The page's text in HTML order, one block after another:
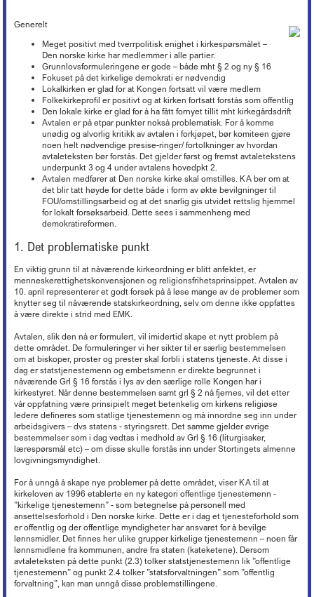
Rett til redusert arbeidstid
Avvikling av arbeidsforhold
Advarsel
Nedbemanning og omorganisering
Vurdering ved ledig stilling
Arbeidstaker eller oppdragstaker?
Seksuell trakassering og overgrep
Varsling
Reglementer
Pensjonsordninger
Samarbeid og medbestemmelse
Tillitsvalgtordninger på KA-sektoren
Opplæring og utvikling (OU)
Lokale forhandlinger
Tariffordliste
Tariff 2019
Tariff 2018
Tariff 2017
Tariff 2016
Tariff 2015
Gamle tariffavtaler
Endringer på kirkebygg
Istandsetting av middelalderkirker i stein
Kirkeinventar
Energi og Enøk
Eiendomsforhold
Offentlige anskaffelser
Verktøy for tilstandsanalyse
Orgel
Kirkebygg og identitet
Karttjenester
Nettverk for kirkebyggforvaltere
Riksantikvarens tilskudd til konservering av kirkekunst
Brannsikring av kirker
Innbrudds- og tyverisikring
Verdibergingsplan (restverdiredning)
Håndtering av naturfare
Økonomiforskriften
God kommunal regnskapsskikk
Årsoppgjør, årsregnskap, årsberetning
Intro til merverdiavgift
Merverdiavgift i gravplassforvaltningen
Momskompensasjon
Ti tips - økonomi i kirkelig fellesråd
Avtaler mellom kommunen og kirkelig fellesråd om tjenesteyting
Offentlige anskaffelser
Planarbeid
Svindelforsøk
Lokal organisasjonsutvikling
Personvern
Forsikringsordninger for arbeidsgivere
Ansvarsforsikring og ulykkesforsikring
Støtte til deltakelse på yrkesmesse
Støtteordninger for undervisningsansatte
«Stadig bedre»
Arkiv
Mediehåndtering ved begravelser
Digitalisering +
KAs digitaliseringsarbeid
Frivillig digitaliseringsavgift
Gravplass
Kirkebygg
Lønn, personal og regnskap
Brukerforum og brukergrupper
Strømming og kopiering +
Kopiering (Kopinor)
Musikkfremføring (Tono)
Overføring av gudstjenester (strømming)
Digitale musikkrettigheter
Filmvisning i Den norske kirke
Bruk av bilder
Barnehage +
Barnehage i KA
PBL-medlemskap gjennom KA
Krav om eget rettssubjekt
Barnehager og pensjon
Inkluderende arbeidsliv i barnehager
Høringsuttalelser +
Høringsuttalelser f.o.m. 2017
Høringsuttalelser t.o.m. 2016
Kurs og konferanser
Nettbutikk
Generelt
Meget positivt med tverrpolitisk enighet i kirkespørsmålet –
Den norske kirke har medlemmer i alle partier.
Grunnlovsformuleringene er gode – både mht § 2 og ny § 16
Fokuset på det kirkelige demokrati er nødvendig
Lokalkirken er glad for at Kongen fortsatt vil være medlem
Folkekirkeprofil er positivt og at kirken fortsatt forstås som offentlig
Den lokale kirke er glad for å ha fått fornyet tillit mht kirkegårdsdrift
Avtalen er på etpar punkter nokså problematisk. For å komme
unødig og alvorlig kritikk av avtalen i forkjøpet, bør komiteen gjøre
noen helt nødvendige presise-ringer/ fortolkninger av hvordan
avtaleteksten bør forstås. Det gjelder først og fremst avtaletekstens
underpunkt 3 og 4 under avtalens hovedpkt 2.
Avtalen medfører at Den norske kirke skal omstilles. KA ber om at
det blir tatt høyde for dette både i form av økte bevilgninger til
FOU/omstillingsarbeid og at det snarlig gis utvidet rettslig hjemmel
for lokalt forsøksarbeid. Dette sees i sammenheng med
demokratireformen.
1. Det problematiske punkt
En viktig grunn til at nåværende kirkeordning er blitt anfektet, er
menneskerettighetskonvensjonen og religionsfrihetsprinsippet. Avtalen av
10. april representerer et godt forsøk på å løse mange av de problemer som
knytter seg til nåværende statskirkeordning, selv om denne ikke oppfattes
å være direkte i strid med EMK.
Avtalen, slik den nå er formulert, vil imidertid skape et nytt problem på
dette området. De formuleringer vi her sikter til er særlig bestemmelsen
om at biskoper, proster og prester skal forbli i statens tjeneste. At disse i
dag er statstjenestemenn og embetsmenn er direkte begrunnet i
nåværende Grl § 16 forstås i lys av den særlige rolle Kongen har i
kirkestyret. Når denne bestemmelsen samt grl § 2 nå fjernes, vil det etter
vår oppfatning være prinsipielt meget betenkelig om kirkens religiøse
ledere defineres som statlige tjenestemenn og må innordne seg inn under
arbeidsgivers – dvs statens - styringsrett. Det samme gjelder øvrige
bestemmelser som i dag vedtas i medhold av Grl § 16 (liturgisaker,
lærespørsmål etc) – om disse skulle forstås inn under Stortingets almenne
lovgivningsmyndighet.
For å unngå å skape nye problemer på dette området, viser KA til at
kirkeloven av 1996 etablerte en ny kategori offentlige tjenestemenn -
”kirkelige tjenestemenn” - som betegnelse på personell med
ansettelsesforhold i Den norske kirke. Dette er i dag et tjenesteforhold som
er offentlig og der offentlige myndigheter har ansvaret for å bevilge
lønnsmidler. Det finnes her ulike grupper kirkelige tjenestemenn – noen får
lønnsmidlene fra kommunen, andre fra staten (kateketene). Dersom
avtaleteksten på dette punkt (2.3) tolker statstjenestemenn lik ”offentlige
tjenestemenn” og punkt 2.4 tolker ”statsforvaltningen” som ”offentlig
forvaltning”, kan man unngå disse problemstillingene.